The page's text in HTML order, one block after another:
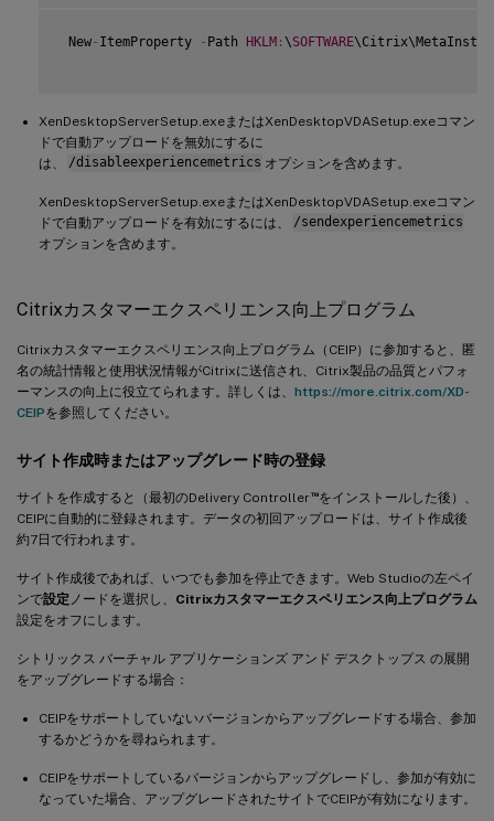
New- ItemProperty - Path HKLM : \ SOFTWARE
XenDesktopServerSetup.exeまたはXenDesktopVDASetup.exeコマン
ドで自動アップロードを無効にするに
は、
/disableexperiencemetrics オプションを含めます。
XenDesktopServerSetup.exeまたはXenDesktopVDASetup.exeコマン
ドで自動アップロードを有効にするには、
/sendexperiencemetrics
オプションを含めます。
Citrixカスタマーエクスペリエンス向上プログラム
Citrixカスタマーエクスペリエンス向上プログラム（CEIP）に参加すると、匿
名の統計情報と使用状況情報がCitrixに送信され、Citrix製品の品質とパフォ
ーマンスの向上に役立てられます。詳しくは、 https://more.citrix.com/XD-
CEIPを参照してください。
サイト作成時またはアップグレード時の登録
サイトを作成すると（最初のDelivery Controller™をインストールした後）、
CEIPに自動的に登録されます。データの初回アップロードは、サイト作成後
約7日で行われます。
サイト作成後であれば、いつでも参加を停止できます。Web Studioの左ペイ
ンで設定 ノードを選択し、 Citrixカスタマーエクスペリエンス向上プログラム
設定をオフにします。
シトリックス バーチャル アプリケーションズ アンド デスクトップス の展開
をアップグレードする場合：
CEIPをサポートしていないバージョンからアップグレードする場合、参加
するかどうかを尋ねられます。
CEIPをサポートしているバージョンからアップグレードし、参加が有効に
なっていた場合、アップグレードされたサイトでCEIPが有効になります。